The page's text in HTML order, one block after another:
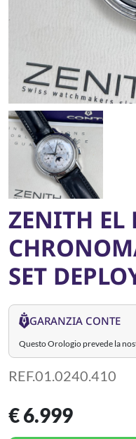
ZENITH EL
SET
GARANZIA CONTE
Questo Orologio prevede la
REF.01.0240.410
€ 6.999